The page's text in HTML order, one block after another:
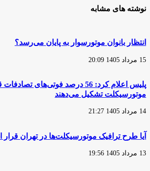
موتورسیکلت‌های
را
توقیف
پیشروتر
از
نوشته های مشابه
انتظار بانوان موتورسوار به پایان می‌رسد؟
15 مرداد 1405 20:09
پلیس اعلام کرد: 56 درصد فوتی‌های
موتورسیکلت تشکیل می‌دهند
14 مرداد 1405 21:27
آیا طرح ترافیک موتورسیکلت‌ها در تهران
13 مرداد 1405 19:56